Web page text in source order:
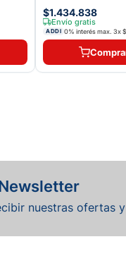
$1.434.838
Envío gratis
ADDI 0% interés max.3x
nuestras ofertas y